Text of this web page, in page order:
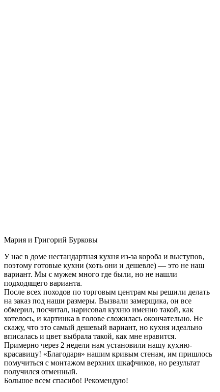
Мария и Григорий Бурковы
У нас в доме нестандартная кухня из-за короба и выступов,
поэтому готовые кухни (хоть они и дешевле) — это не наш
вариант. Мы с мужем много где были, но не нашли
подходящего варианта.
После всех походов по торговым центрам мы решили делать
на заказ под наши размеры. Вызвали замерщика, он все
обмерил, посчитал, нарисовал кухню именно такой, как
хотелось, и картинка в голове сложилась окончательно. Не
скажу, что это самый дешевый вариант, но кухня идеально
вписалась и цвет выбрала такой, как мне нравится.
Примерно через 2 недели нам установили нашу кухню-
красавицу! «Благодаря» нашим кривым стенам, им пришлось
помучиться с монтажом верхних шкафчиков, но результат
получился отменный.
Большое всем спасибо! Рекомендую!